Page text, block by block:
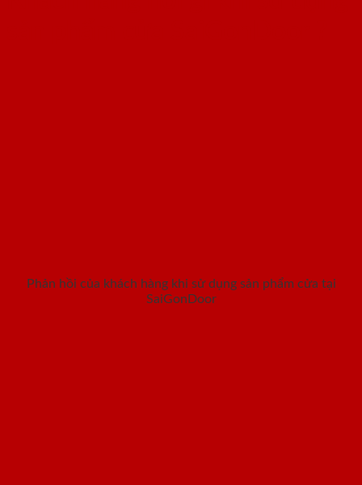
Phản hồi của khách hàng khi sử dụng sản phẩm cửa tại
SaiGonDoor